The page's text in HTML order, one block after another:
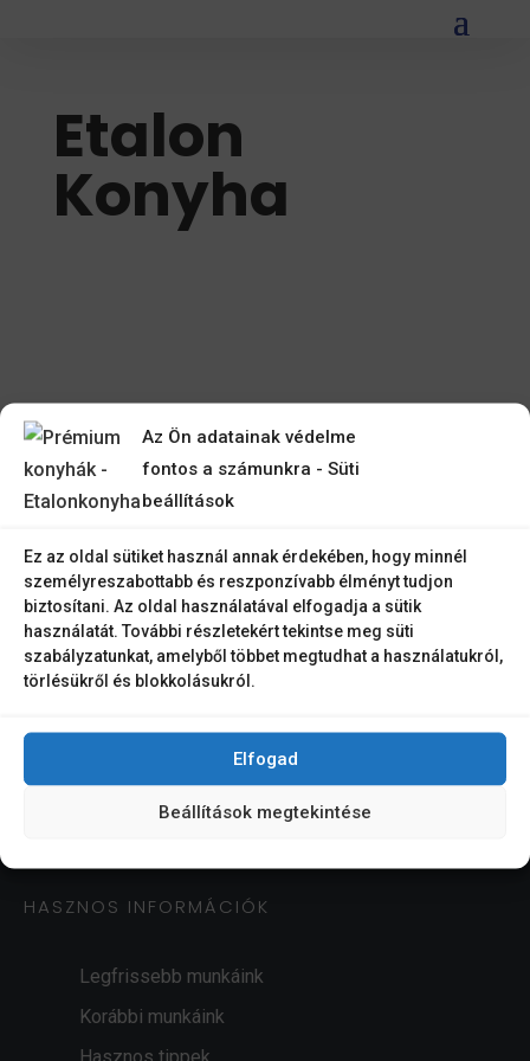
Az Ön adatainak védelme
fontos a számunkra - Süti
beállítások
Ez az oldal sütiket használ annak érdekében, hogy minnél
személyreszabottabb és reszponzívabb élményt tudjon
biztosítani. Az oldal használatával elfogadja a sütik
használatát. További részletekért tekintse meg süti
szabályzatunkat, amelyből többet megtudhat a használatukról,
törlésükről és blokkolásukról.
Elfogad
Beállítások megtekintése
Etalon
Konyha
etalonkonyha.hu
Prémium konyhabútor mellé, prémium, biztonságos és
időtakarékos szolgáltatás.
HASZNOS INFORMÁCIÓK
Legfrissebb munkáink
Korábbi munkáink